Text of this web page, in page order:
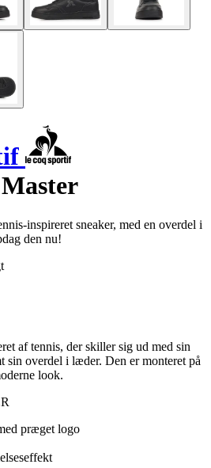
inspireret sneaker, med en overdel i
den nu!
af tennis, der skiller sig ud med sin
sin overdel i læder. Den er monteret på
look.
præget logo